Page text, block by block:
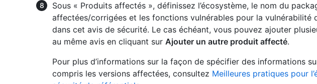
Sous « Produits affectés », définissez l’écosystème, le nom du
affectées/corrigées et les fonctions vulnérables pour la vulnérabilité
dans cet avis de sécurité. Le cas échéant, vous pouvez ajouter
au même avis en cliquant sur Ajouter un autre produit affecté.
Pour plus d’informations sur la façon de spécifier des informations
compris les versions affectées, consultez Meilleures pratiques pour